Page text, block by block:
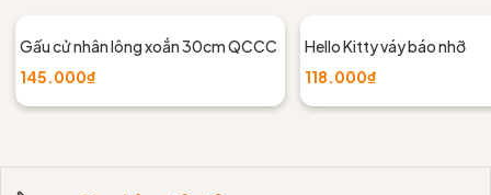
Gấu cử nhân lông xoắn 30cm QCCC
145.000₫
Hello Kitty váy báo nhỡ
118.000₫